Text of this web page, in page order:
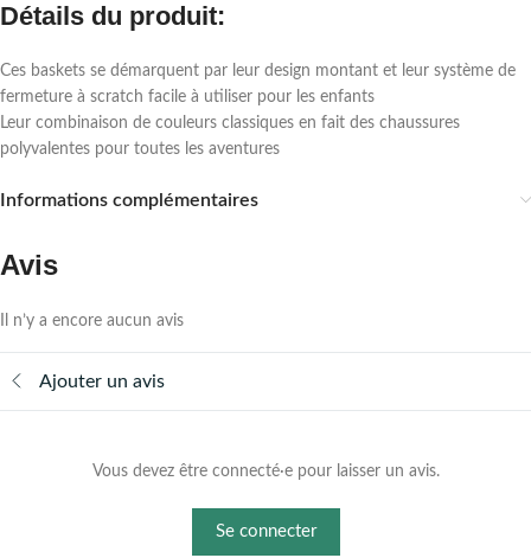
Détails du produit:
Ces baskets se démarquent par leur design montant et leur système de
fermeture à scratch facile à utiliser pour les enfants
Leur combinaison de couleurs classiques en fait des chaussures
polyvalentes pour toutes les aventures
Informations complémentaires
Avis
Il n’y a encore aucun avis
Ajouter un avis
Vous devez être connecté·e pour laisser un avis.
Se connecter